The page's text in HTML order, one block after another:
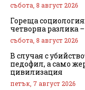
събота, 8 август 2026
Гореща
четворна разлика –
събота, 8 август 2026
В случая с
педофил, а само
цивилизация
петък, 7 август 2026